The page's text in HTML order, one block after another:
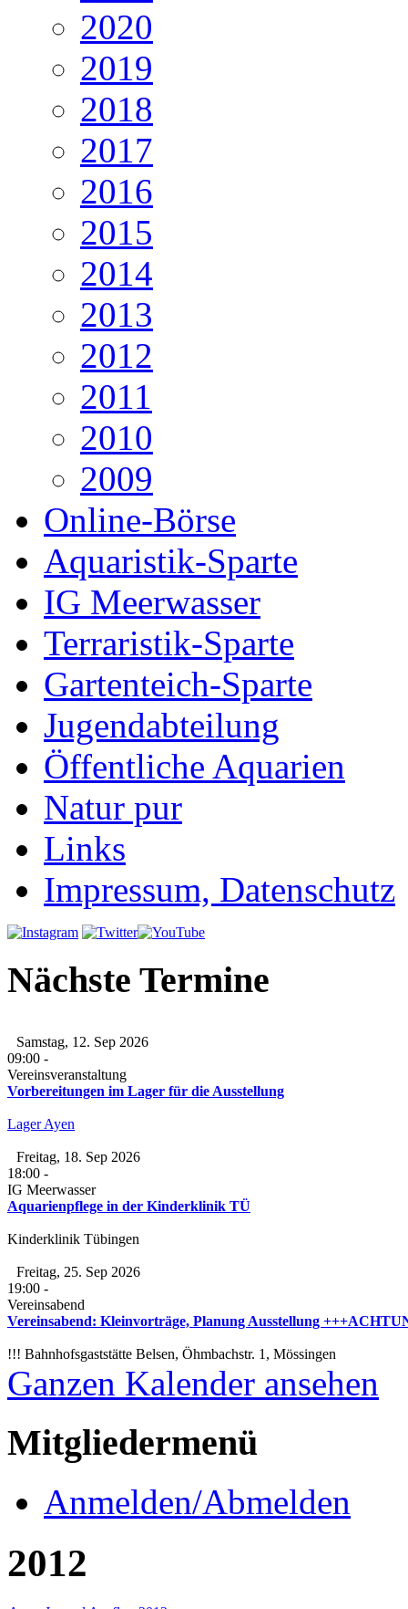
2020
2019
2018
2017
2016
2015
2014
2013
2012
2011
2010
2009
Online-Börse
Aquaristik-Sparte
IG Meerwasser
Terraristik-Sparte
Gartenteich-Sparte
Jugendabteilung
Öffentliche Aquarien
Natur pur
Links
Impressum, Datenschutz
Nächste Termine
Samstag, 12. Sep 2026
09:00 -
Vereinsveranstaltung
Vorbereitungen im Lager für die Ausstellung
Lager Ayen
Freitag, 18. Sep 2026
18:00 -
IG Meerwasser
Aquarienpflege in der Kinderklinik TÜ
Kinderklinik Tübingen
Freitag, 25. Sep 2026
19:00 -
Vereinsabend
Vereinsabend: Kleinvorträge, Planung Ausstellung
!!! Bahnhofsgaststätte Belsen, Öhmbachstr. 1, Mössingen
Ganzen Kalender ansehen
Mitgliedermenü
Anmelden/Abmelden
2012